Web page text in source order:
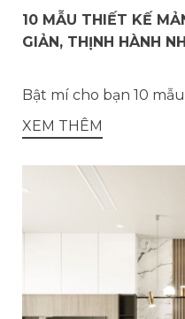
10 MẪU THIẾT KẾ
GIẢN, THỊNH HÀNH
Bật mí cho bạn 10
XEM THÊM